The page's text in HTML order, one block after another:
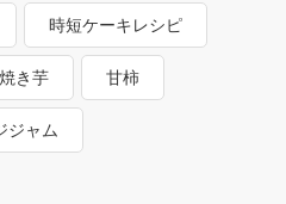
時短ケーキレシピ
焼き芋 甘柿
ジャム